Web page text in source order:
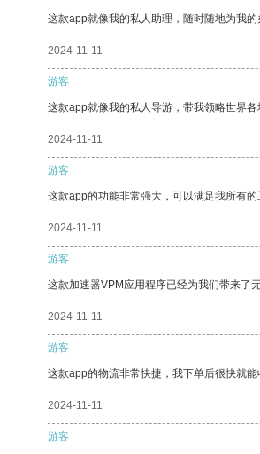
这款app就像我的私人助理，随时随地为我的
2024-11-11
游客
这款app就像我的私人导游，带我领略世界各
2024-11-11
游客
这款app的功能非常强大，可以满足我所有
2024-11-11
游客
这款加速器VPM应用程序已经为我们带来了
2024-11-11
游客
这款app的物流非常快捷，我下单后很快就能
2024-11-11
游客